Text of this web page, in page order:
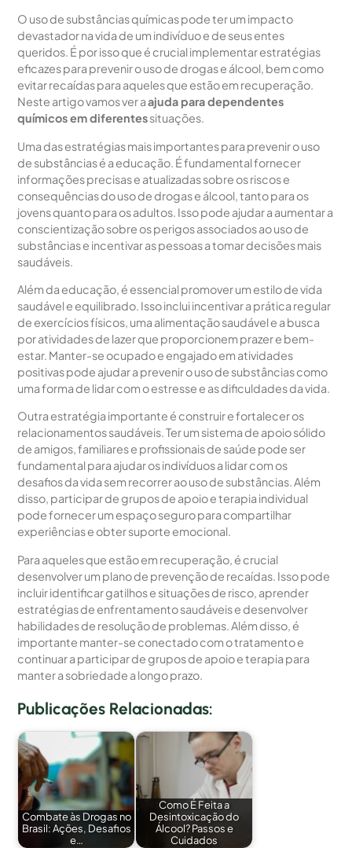
O uso de substâncias químicas pode ter um impacto
devastador na vida de um indivíduo e de seus entes
queridos. É por isso que é crucial implementar estratégias
eficazes para prevenir o uso de drogas e álcool, bem como
evitar recaídas para aqueles que estão em recuperação.
Neste artigo vamos ver aajuda para dependentes
químicos em diferentessituações.
Uma das estratégias mais importantes para prevenir o uso
de substâncias é a educação. É fundamental fornecer
informações precisas e atualizadas sobre os riscos e
consequências do uso de drogas e álcool, tanto para os
jovens quanto para os adultos. Isso pode ajudar a aumentar a
conscientização sobre os perigos associados ao uso de
substâncias e incentivar as pessoas a tomar decisões mais
saudáveis.
Além da educação, é essencial promover um estilo de vida
saudável e equilibrado. Isso inclui incentivar a prática regular
de exercícios físicos, uma alimentação saudável e a busca
por atividades de lazer que proporcionem prazer e bem-
estar. Manter-se ocupado e engajado em atividades
positivas pode ajudar a prevenir o uso de substâncias como
uma forma de lidar com o estresse e as dificuldades da vida.
Outra estratégia importante é construir e fortalecer os
relacionamentos saudáveis. Ter um sistema de apoio sólido
de amigos, familiares e profissionais de saúde pode ser
fundamental para ajudar os indivíduos a lidar com os
desafios da vida sem recorrer ao uso de substâncias. Além
disso, participar de grupos de apoio e terapia individual
pode fornecer um espaço seguro para compartilhar
experiências e obter suporte emocional.
Para aqueles que estão em recuperação, é crucial
desenvolver um plano de prevenção de recaídas. Isso pode
incluir identificar gatilhos e situações de risco, aprender
estratégias de enfrentamento saudáveis e desenvolver
habilidades de resolução de problemas. Além disso, é
importante manter-se conectado com o tratamento e
continuar a participar de grupos de apoio e terapia para
manter a sobriedade a longo prazo.
Publicações Relacionadas:
Combate às Drogas no
Brasil: Ações, Desafios
e…
Como É Feita a
Desintoxicação do
Álcool? Passos e
Cuidados